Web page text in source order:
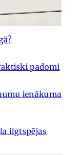
padomi
ienākuma
ilgtspējas